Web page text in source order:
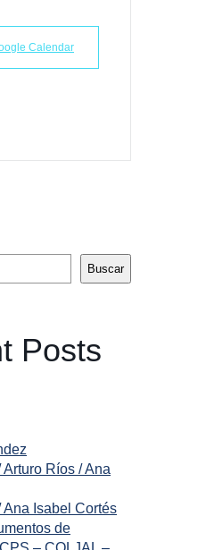
Calendar
Buscar
Posts
Arturo Ríos / Ana
Ana Isabel Cortés
de